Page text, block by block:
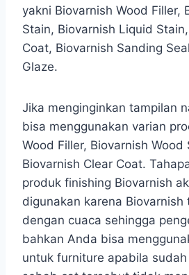
yakni Biovarnish Wood Filler,
Stain, Biovarnish Liquid
Coat, Biovarnish Sanding
Glaze.
Jika menginginkan tampilan
bisa menggunakan varian
Wood Filler, Biovarnish Wood
Biovarnish Clear Coat.
produk finishing Biovarnish
digunakan karena
dengan cuaca sehingga
bahkan Anda bisa
untuk furniture apabila